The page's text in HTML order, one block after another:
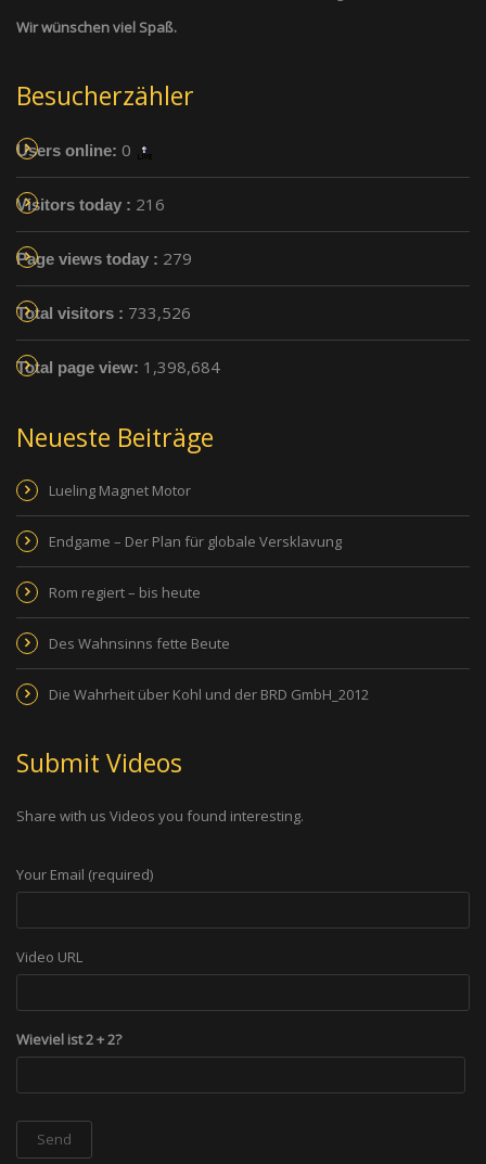
Wir wünschen viel Spaß.
Besucherzähler
Users online: 0
Visitors today : 216
Page views today : 279
Total visitors : 733,526
Total page view: 1,398,684
Neueste Beiträge
Lueling Magnet Motor
Endgame – Der Plan für globale Versklavung
Rom regiert – bis heute
Des Wahnsinns fette Beute
Die Wahrheit über Kohl und der BRD GmbH_2012
Submit Videos
Share with us Videos you found interesting.
Your Email (required)
Video URL
Wieviel ist 2 + 2?